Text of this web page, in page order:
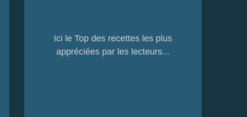
Ici le Top des recettes les plus
appréciées par les lecteurs...